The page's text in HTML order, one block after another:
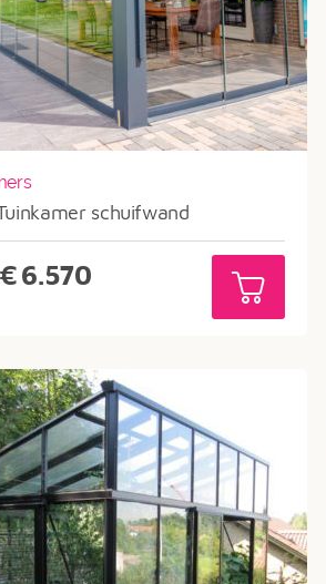
schuifwand
€6.570